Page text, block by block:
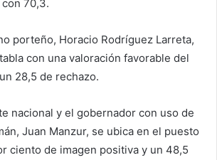
70,3.
porteño, Horacio Rodríguez Larreta,
con una valoración favorable del
28,5 de rechazo.
nacional y el gobernador con uso de
Juan Manzur, se ubica en el puesto
ciento de imagen positiva y un 48,5